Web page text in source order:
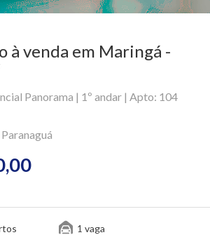
à venda em Maringá -
Panorama | 1º andar | Apto: 104
1 vaga